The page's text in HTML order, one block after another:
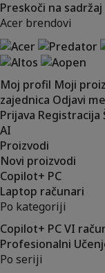
Preskoči na sadržaj
Acer brendovi
Moj profil Moji
zajednica Odjavi me
Prijava Registracija
AI
Proizvodi
Novi proizvodi
Copilot+ PC
Laptop računari
Po kategoriji
Copilot+ PCVI
Profesionalni
Po seriji